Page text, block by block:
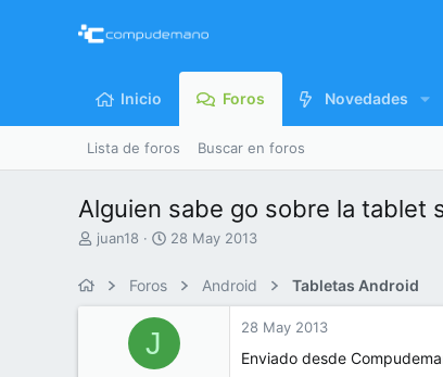
Inicio Foros Novedades
Lista de foros Buscar en foros
Alguien sabe go sobre la tablet
Ijuan18
F
d
e
28 May 2013
Foros Android Tabletas Android
J 28 May 2013
Enviado desde